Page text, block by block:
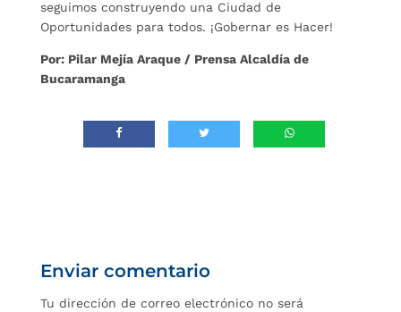
seguimos construyendo una Ciudad de
Oportunidades para todos. ¡Gobernar es Hacer!
Por: Pilar Mejía Araque / Prensa Alcaldía de
Bucaramanga
Enviar comentario
Tu dirección de correo electrónico no será